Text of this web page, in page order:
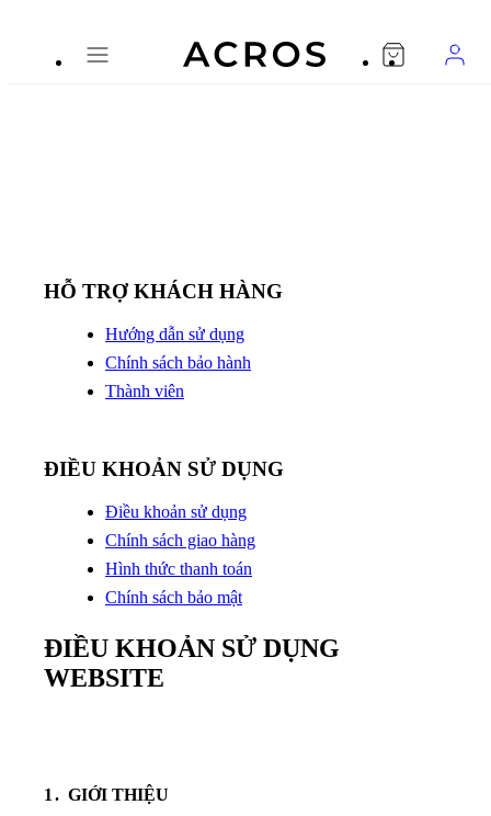
HỖ TRỢ KHÁCH HÀNG
Hướng dẫn sử dụng
Chính sách bảo hành
Thành viên
ĐIỀU KHOẢN SỬ DỤNG
Điều khoản sử dụng
Chính sách giao hàng
Hình thức thanh toán
Chính sách bảo mật
ĐIỀU KHOẢN SỬ DỤNG
WEBSITE
GIỚI THIỆU